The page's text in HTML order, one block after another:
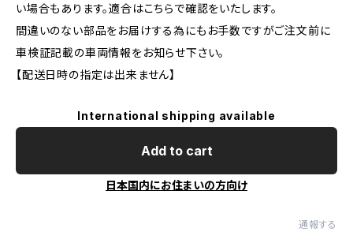
い場合もあります。適合はこちらで確認をいたします。
間違いのない部品をお届けする為にもお手数ですがご注文前に
車検証記載の車両情報をお知らせ下さい。
【配送日時の指定は出来ません】
International shipping available
Add to cart
日本国内にお住まいの方向け
通報する